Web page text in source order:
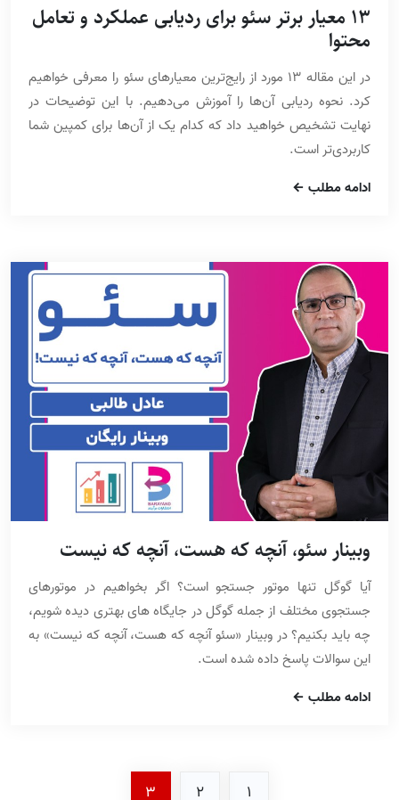
13 معیار برتر سئو برای ردیابی عملکرد و تعامل
محتوا
در این مقاله 13 مورد از رایج‌ترین معیارهای سئو را معرفی خواهیم
کرد. نحوه ردیابی آن‌ها را آموزش می‌دهیم. با این توضیحات در
نهایت تشخیص خواهید داد که کدام یک از آن‌ها برای کمپین شما
کاربردی‌تر است.
ادامه مطلب
وبینار سئو، آنچه که هست، آنچه که نیست
آیا گوگل تنها موتور جستجو است؟ اگر بخواهیم در موتورهای
جستجوی مختلف از جمله گوگل در جایگاه های بهتری دیده شویم،
چه باید بکنیم؟ در وبینار «سئو آنچه که هست، آنچه که نیست» به
این سوالات پاسخ داده شده است.
ادامه مطلب
1
2
3